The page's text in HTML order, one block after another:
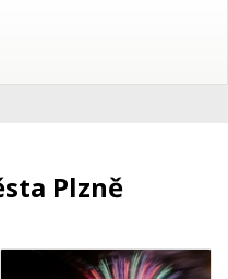
Plzně